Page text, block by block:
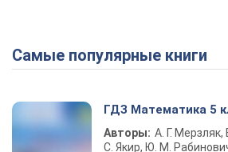
Самые популярные книги
ГДЗ Математика 5
Авторы: А. Г. Мерзляк,
С. Якир, Ю. М.